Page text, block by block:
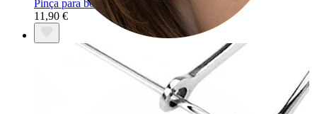
Pinça para bolas com forma concava
11,90 €